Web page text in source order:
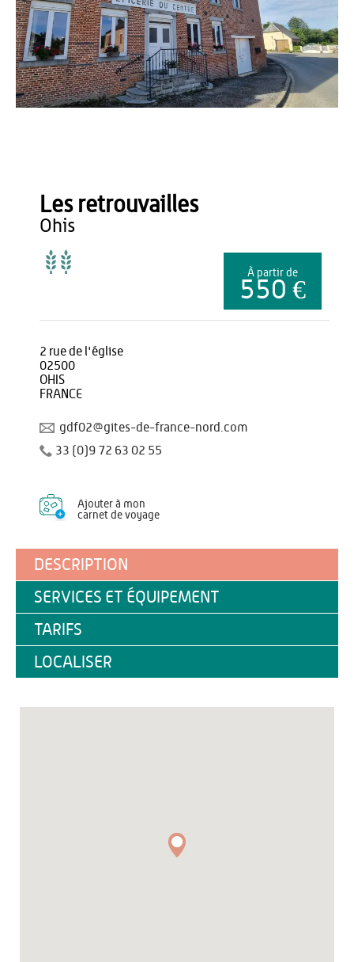
Les retrouvailles
ohis
À partir de
550 €
2 rue de l'église
02500
OHIS
FRANCE
gdf02@gites-de-france-nord.com
33 (0)9 72 63 02 55
Ajouter à mon
carnet de voyage
DESCRIPTION
SERVICES ET ÉQUIPEMENT
TARIFS
LOCALISER